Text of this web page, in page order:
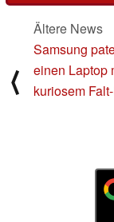
⟨
Ältere News
Samsung
einen Laptop
kuriosem